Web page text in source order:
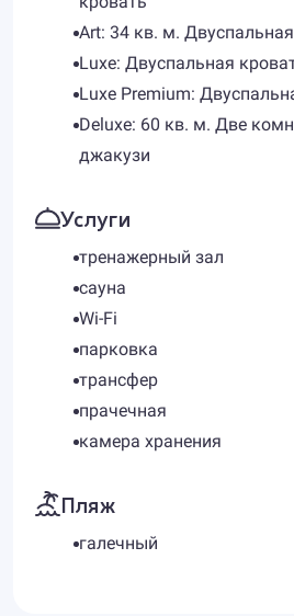
Art: 34 кв. м.
Luxe: Двуспальная
Luxe Premium:
Deluxe: 60 кв. м. Две
джакузи
Услуги
тренажерный зал
сауна
Wi-Fi
парковка
трансфер
прачечная
камера хранения
Пляж
галечный